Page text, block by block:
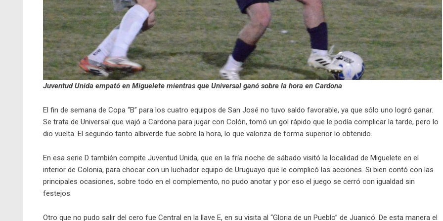
Juventud Unida empató en Miguelete mientras que Universal ganó sobre la hora en Cardona
El fin de semana de Copa “B” para los cuatro equipos de San José no tuvo saldo favorable, ya que sólo uno logró ganar.
Se trata de Universal que viajó a Cardona para jugar con Colón, tomó un gol rápido que le podía complicar la tarde, pero lo
dio vuelta. El segundo tanto albiverde fue sobre la hora, lo que valoriza de forma superior lo obtenido.
En esa serie D también compite Juventud Unida, que en la fría noche de sábado visitó la localidad de Miguelete en el
interior de Colonia, para chocar con un luchador equipo de Uruguayo que le complicó las acciones. Si bien contó con las
principales ocasiones, sobre todo en el complemento, no pudo anotar y por eso el juego se cerró con igualdad sin
festejos.
Otro que no pudo salir del cero fue Central en la llave E, en su visita al “Gloria de un Pueblo” de Juanicó. De esta manera el